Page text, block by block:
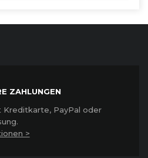
ZAHLUNGEN
Kreditkarte, PayPal oder
>